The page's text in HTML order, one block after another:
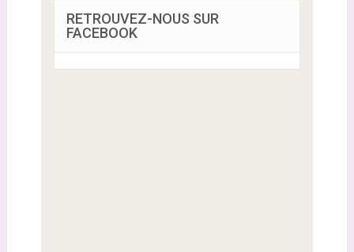
RETROUVEZ-NOUS SUR
FACEBOOK